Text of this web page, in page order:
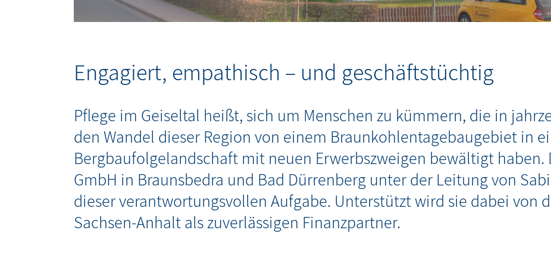
Engagiert, empathisch – und geschäftstüchtig
Pflege im Geiseltal heißt, sich um Menschen zu kümmern, die in
den Wandel dieser Region von einem Braunkohlentagebaugebiet in
Bergbaufolgelandschaft mit neuen Erwerbszweigen bewältigt haben.
GmbH in Braunsbedra und Bad Dürrenberg unter der Leitung von
dieser verantwortungsvollen Aufgabe. Unterstützt wird sie dabei von
Sachsen-Anhalt als zuverlässigen Finanzpartner.